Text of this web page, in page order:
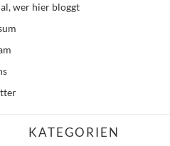
wer hier bloggt
KATEGORIEN